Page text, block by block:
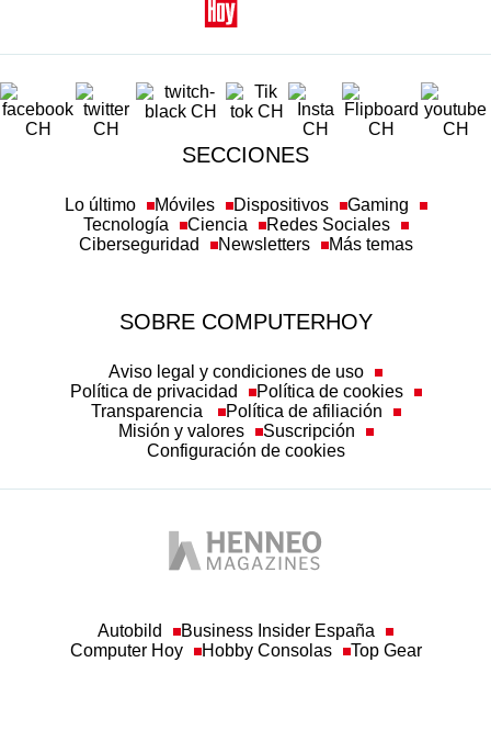
SECCIONES
Lo último Móviles Dispositivos
Gaming
Tecnología
Ciencia
Redes Sociales
Ciberseguridad
Newsletters Más temas
SOBRE COMPUTERHOY
Aviso legal y condiciones de uso
Política de privacidad
Política de cookies
Transparencia
Política de afiliación
Misión y valores
Suscripción
Configuración de cookies
Autobild
Business Insider España
Computer Hoy
Hobby Consolas Top Gear